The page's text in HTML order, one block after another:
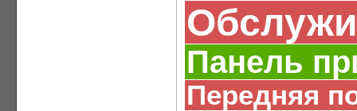
Панель
Передняя